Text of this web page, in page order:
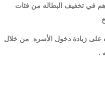
في تخفيف البطاله من فئات
على زيادة دخول الأسره من خلال
.